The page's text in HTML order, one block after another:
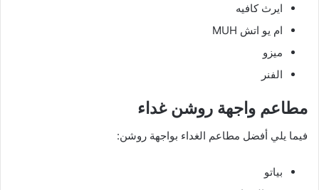
ايرث كافيه
ام يو اتش MUH
ميزو
الفنر
مطاعم واجهة روشن غداء
فيما يلي أفضل مطاعم الغداء بواجهة روشن:
بياتو